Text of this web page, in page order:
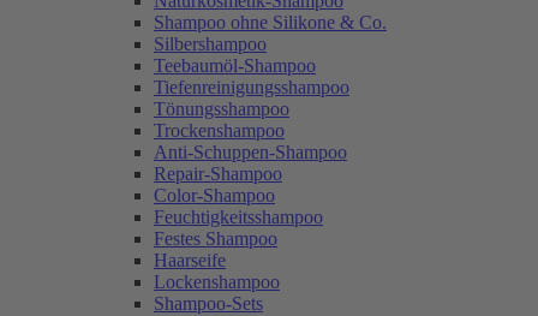
Shampoo ohne Silikone & Co.
Silbershampoo
Teebaumöl-Shampoo
Tiefenreinigungsshampoo
Tönungsshampoo
Trockenshampoo
Anti-Schuppen-Shampoo
Repair-Shampoo
Color-Shampoo
Feuchtigkeitsshampoo
Festes Shampoo
Haarseife
Lockenshampoo
Shampoo-Sets